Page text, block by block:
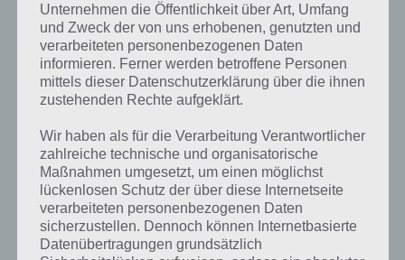
Einträge anzeigen
Suchen:
Bild 1
Bild 2
Straße, Streifen
Körper, Herz
Mann im Anzug
Frau im Kleid, Akten
Unternehmen die Öffentlichkeit über Art, Umfang
und Zweck der von uns erhobenen, genutzten und
verarbeiteten personenbezogenen Daten
informieren. Ferner werden betroffene Personen
mittels dieser Datenschutzerklärung über die ihnen
zustehenden Rechte aufgeklärt.
Wir haben als für die Verarbeitung Verantwortlicher
zahlreiche technische und organisatorische
Maßnahmen umgesetzt, um einen möglichst
lückenlosen Schutz der über diese Internetseite
verarbeiteten personenbezogenen Daten
sicherzustellen. Dennoch können Internetbasierte
Datenübertragungen grundsätzlich